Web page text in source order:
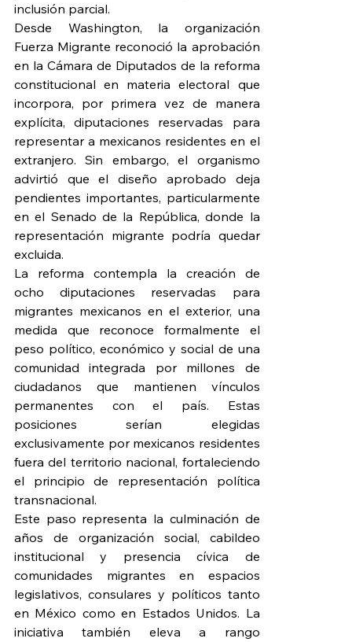
inclusión parcial.
Desde Washington, la organización
Fuerza Migrante reconoció la aprobación
en la Cámara de Diputados de la reforma
constitucional en materia electoral que
incorpora, por primera vez de manera
explícita, diputaciones reservadas para
representar a mexicanos residentes en el
extranjero. Sin embargo, el organismo
advirtió que el diseño aprobado deja
pendientes importantes, particularmente
en el Senado de la República, donde la
representación migrante podría quedar
excluida.
La reforma contempla la creación de
ocho diputaciones reservadas para
migrantes mexicanos en el exterior, una
medida que reconoce formalmente el
peso político, económico y social de una
comunidad integrada por millones de
ciudadanos que mantienen vínculos
permanentes con el país. Estas
posiciones serían elegidas
exclusivamente por mexicanos residentes
fuera del territorio nacional, fortaleciendo
el principio de representación política
transnacional.
Este paso representa la culminación de
años de organización social, cabildeo
institucional y presencia cívica de
comunidades migrantes en espacios
legislativos, consulares y políticos tanto
en México como en Estados Unidos. La
iniciativa también eleva a rango